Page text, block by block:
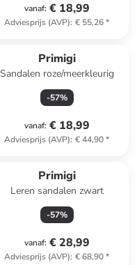
vanaf: € 18,99
Adviesprijs (AVP): € 55,26*
Primigi
Sandalen roze/meerkleurig
-57%
vanaf: € 18,99
Adviesprijs (AVP): € 44,90*
Primigi
Leren sandalen zwart
-57%
vanaf: € 28,99
Adviesprijs (AVP): € 68,90*